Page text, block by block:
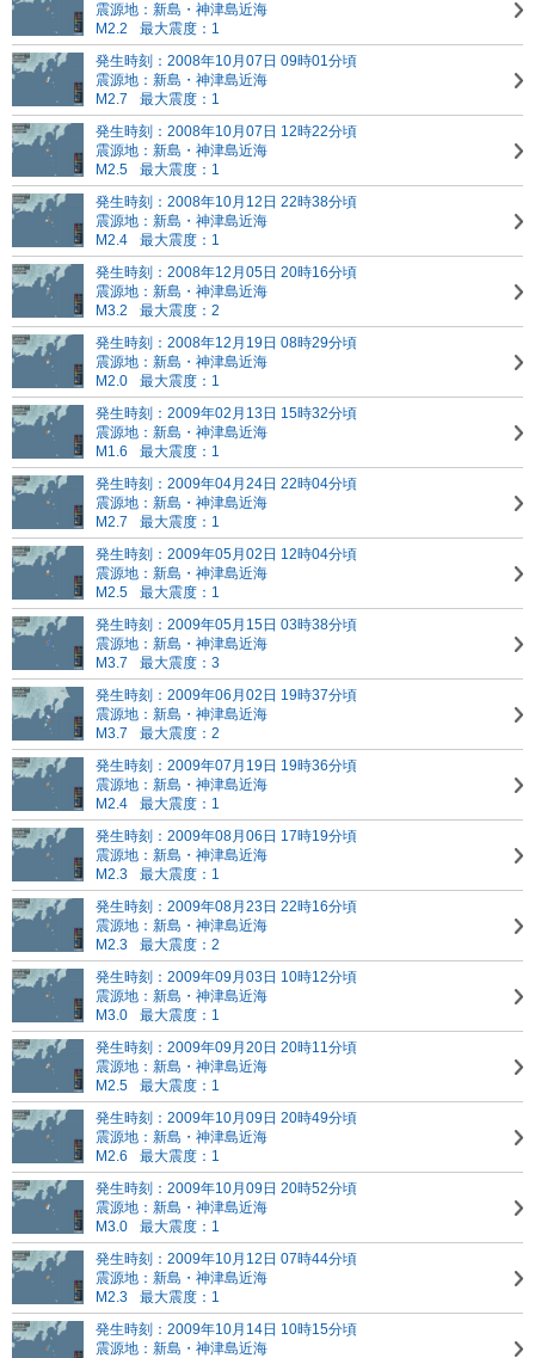
震源地：新島・神津島近海
M2.2
最大震度：1
発生時刻：2008年10月07日 09時01分頃
震源地：新島・神津島近海
M2.7
最大震度：1
発生時刻：2008年10月07日 12時22分頃
震源地：新島・神津島近海
M2.5
最大震度：1
発生時刻：2008年10月12日 22時38分頃
震源地：新島・神津島近海
M2.4
最大震度：1
発生時刻：2008年12月05日 20時16分頃
震源地：新島・神津島近海
M3.2
最大震度：2
発生時刻：2008年12月19日 08時29分頃
震源地：新島・神津島近海
M2.0
最大震度：1
発生時刻：2009年02月13日 15時32分頃
震源地：新島・神津島近海
M1.6
最大震度：1
発生時刻：2009年04月24日 22時04分頃
震源地：新島・神津島近海
M2.7
最大震度：1
発生時刻：2009年05月02日 12時04分頃
震源地：新島・神津島近海
M2.5
最大震度：1
発生時刻：2009年05月15日 03時38分頃
震源地：新島・神津島近海
M3.7
最大震度：3
発生時刻：2009年06月02日 19時37分頃
震源地：新島・神津島近海
M3.7
最大震度：2
発生時刻：2009年07月19日 19時36分頃
震源地：新島・神津島近海
M2.4
最大震度：1
発生時刻：2009年08月06日 17時19分頃
震源地：新島・神津島近海
M2.3
最大震度：1
発生時刻：2009年08月23日 22時16分頃
震源地：新島・神津島近海
M2.3
最大震度：2
発生時刻：2009年09月03日 10時12分頃
震源地：新島・神津島近海
M3.0
最大震度：1
発生時刻：2009年09月20日 20時11分頃
震源地：新島・神津島近海
M2.5
最大震度：1
発生時刻：2009年10月09日 20時49分頃
震源地：新島・神津島近海
M2.6
最大震度：1
発生時刻：2009年10月09日 20時52分頃
震源地：新島・神津島近海
M3.0
最大震度：1
発生時刻：2009年10月12日 07時44分頃
震源地：新島・神津島近海
M2.3
最大震度：1
発生時刻：2009年10月14日 10時15分頃
震源地：新島・神津島近海